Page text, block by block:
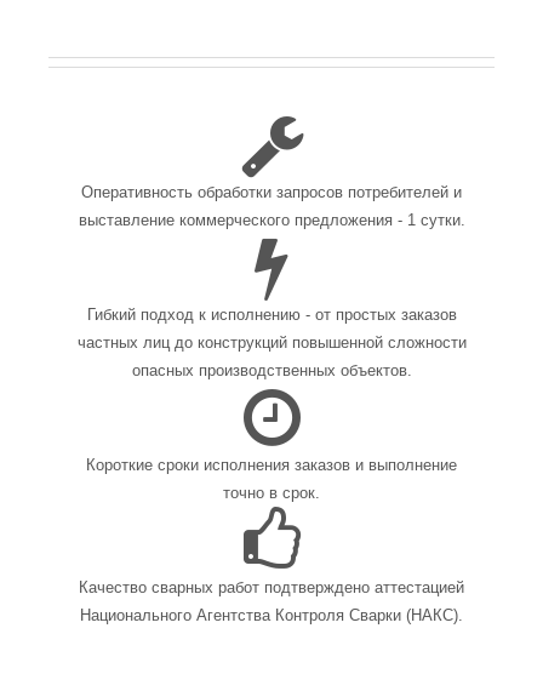
Оперативность обработки запросов потребителей и
выставление коммерческого предложения - 1 сутки.
Гибкий подход к исполнению - от простых заказов
частных лиц до конструкций повышенной сложности
опасных производственных объектов.
Короткие сроки исполнения заказов и выполнение
точно в срок.
Качество сварных работ подтверждено аттестацией
Национального Агентства Контроля Сварки (НАКС).